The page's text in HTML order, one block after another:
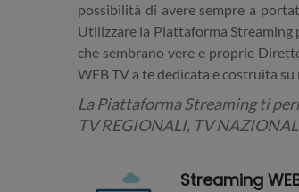
possibilità di avere sempre a
Utilizzare la Piattaforma
che sembrano vere e proprie
WEB TV a te dedicata e costruita su
La Piattaforma Streaming ti
TV REGIONALI, TV
Streaming